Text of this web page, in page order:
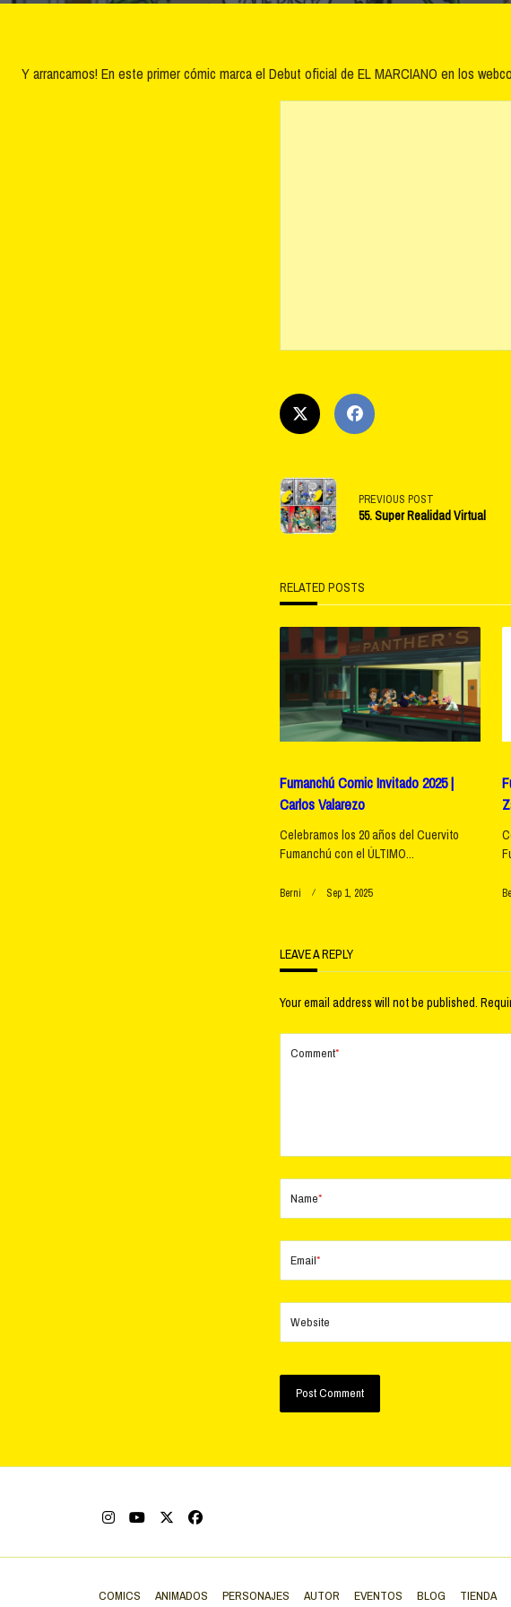
Y arrancamos! En este primer cómic marca el Debut oficial de EL MARCIANO en los
<span
class="nav-
subtitle
screen-
reader-
text">Page</span>
PREVIOUS POST
55. Super Realidad Virtual
RELATED POSTS
Fumanchú Comic Invitado 2025 |
Carlos Valarezo
Celebramos los 20 años del Cuervito
Fumanchú con el ÚLTIMO...
Berni Sep 1, 2025
LEAVE A REPLY
Your email address will not be published.
Comment*
Name*
Email*
Website
COMICS ANIMADOS PERSONAJES AUTOR EVENTOS BLOG TIENDA